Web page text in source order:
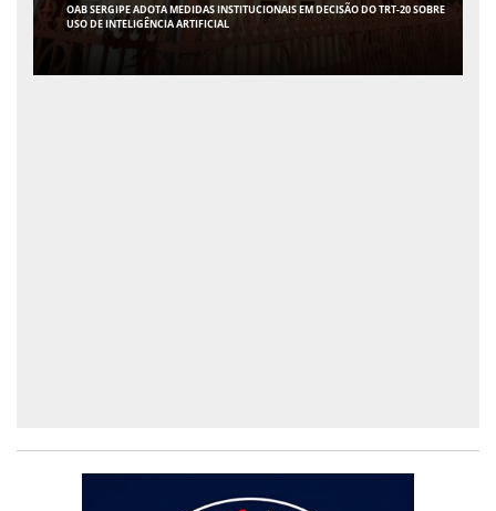
OAB SERGIPE ADOTA MEDIDAS INSTITUCIONAIS EM DECISÃO DO TRT-20 SOBRE
USO DE INTELIGÊNCIA ARTIFICIAL